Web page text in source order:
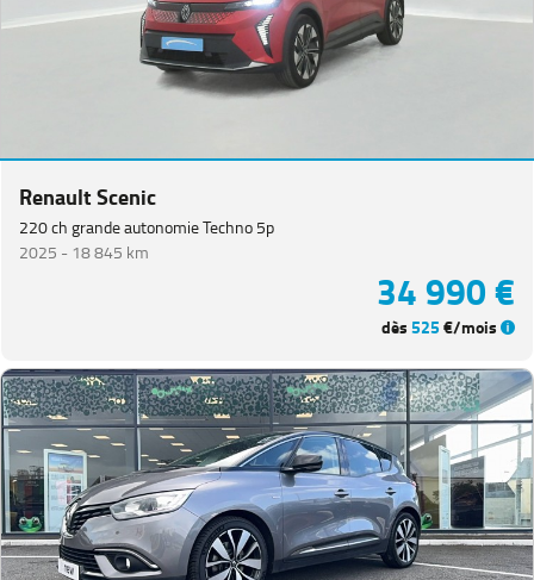
Renault Scenic
220 ch grande autonomie Techno 5p
2025 - 18 845 km
34 990 €
dès525€/mois